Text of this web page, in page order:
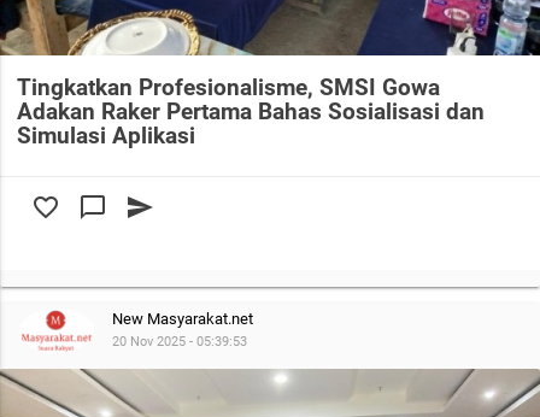
Tingkatkan Profesionalisme, SMSI Gowa
Adakan Raker Pertama Bahas Sosialisasi dan
Simulasi Aplikasi
favorite_border chat_bubble_outline send
New Masyarakat.net
20 Nov 2025 - 05:39:53